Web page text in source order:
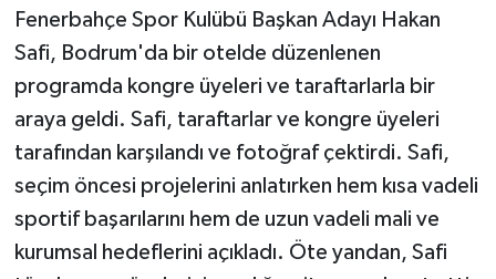
Fenerbahçe Spor Kulübü Başkan Adayı Hakan
Safi, Bodrum'da bir otelde düzenlenen
programda kongre üyeleri ve taraftarlarla bir
araya geldi. Safi, taraftarlar ve kongre üyeleri
tarafından karşılandı ve fotoğraf çektirdi. Safi,
seçim öncesi projelerini anlatırken hem kısa vadeli
sportif başarılarını hem de uzun vadeli mali ve
kurumsal hedeflerini açıkladı. Öte yandan, Safi